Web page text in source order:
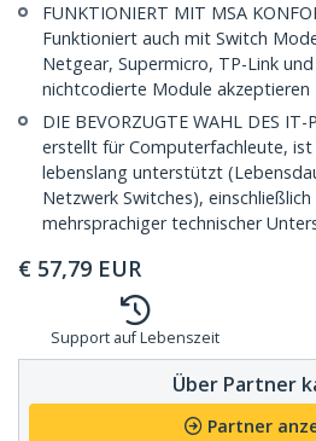
FUNKTIONIERT MIT MSA
Funktioniert auch mit Switch
Netgear, Supermicro, TP-Link
nichtcodierte Module akzeptieren
DIE BEVORZUGTE WAHL DES
erstellt für Computerfachleute, ist
lebenslang unterstützt
Netzwerk Switches),
mehrsprachiger technischer
€ 57,79 EUR
Support auf Lebenszeit
Über Partner
Partner